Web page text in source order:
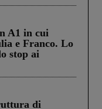
A1 in cui
e Franco. Lo
stop ai
di